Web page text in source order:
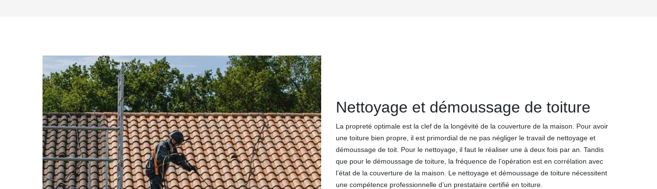
Nettoyage et démoussage de toiture
La propreté optimale est la clef de la longévité de la couverture de la maison. Pour avoir
une toiture bien propre, il est primordial de ne pas négliger le travail de nettoyage et
démoussage de toit. Pour le nettoyage, il faut le réaliser une à deux fois par an. Tandis
que pour le démoussage de toiture, la fréquence de l’opération est en corrélation avec
l’état de la couverture de la maison. Le nettoyage et démoussage de toiture nécessitent
une compétence professionnelle d’un prestataire certifié en toiture.